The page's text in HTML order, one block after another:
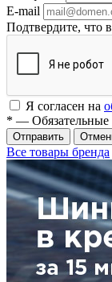
E-mail
Подтвердите, что
Я согласен на
* — Обязательные
Все товары бренда